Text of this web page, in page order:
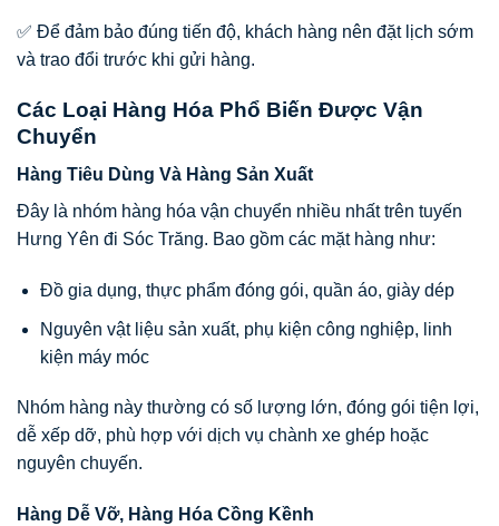
✅ Để đảm bảo đúng tiến độ, khách hàng nên đặt lịch sớm
và trao đổi trước khi gửi hàng.
Các Loại Hàng Hóa Phổ Biến Được Vận
Chuyển
Hàng Tiêu Dùng Và Hàng Sản Xuất
Đây là nhóm hàng hóa vận chuyển nhiều nhất trên tuyến
Hưng Yên đi Sóc Trăng. Bao gồm các mặt hàng như:
Đồ gia dụng, thực phẩm đóng gói, quần áo, giày dép
Nguyên vật liệu sản xuất, phụ kiện công nghiệp, linh
kiện máy móc
Nhóm hàng này thường có số lượng lớn, đóng gói tiện lợi,
dễ xếp dỡ, phù hợp với dịch vụ chành xe ghép hoặc
nguyên chuyến.
Hàng Dễ Vỡ, Hàng Hóa Cồng Kềnh